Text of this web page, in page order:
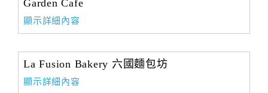
Garden Cafe
顯示詳細內容
La Fusion Bakery 六國麵包坊
顯示詳細內容